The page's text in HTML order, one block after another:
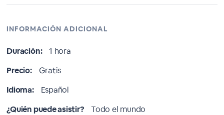
INFORMACIÓN ADICIONAL
Duración:
1 hora
Precio:
Gratis
Idioma:
Español
¿Quién puede asistir?
Todo el mundo